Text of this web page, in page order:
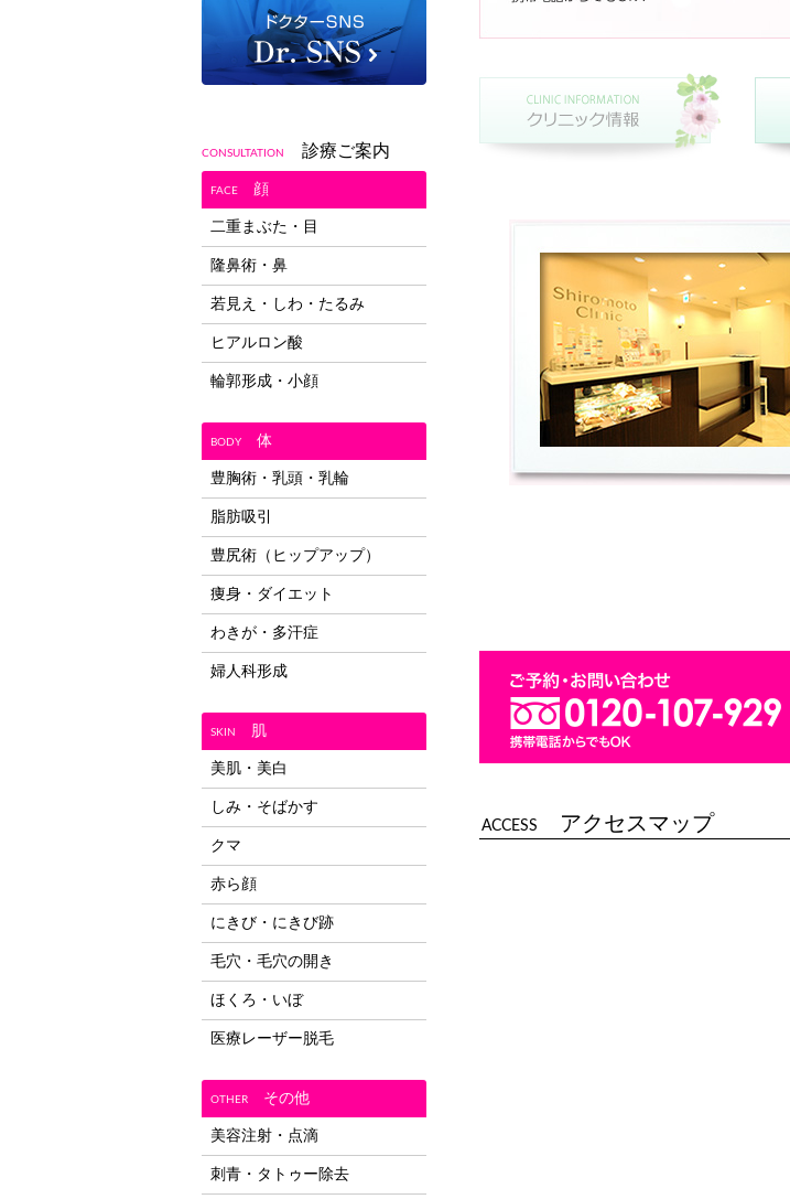
ACCESS アクセスマップ
CONSULTATION 診療ご案内
FACE 顔
二重まぶた・目
隆鼻術・鼻
若見え・しわ・たるみ
ヒアルロン酸
輪郭形成・小顔
BODY 体
豊胸術・乳頭・乳輪
脂肪吸引
豊尻術（ヒップアップ）
痩身・ダイエット
わきが・多汗症
婦人科形成
SKIN 肌
美肌・美白
しみ・そばかす
クマ
赤ら顔
にきび・にきび跡
毛穴・毛穴の開き
ほくろ・いぼ
医療レーザー脱毛
OTHER その他
美容注射・点滴
刺青・タトゥー除去